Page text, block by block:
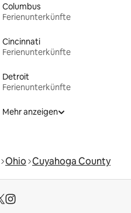
Columbus
Ferienunterkünfte
Cincinnati
Ferienunterkünfte
Detroit
Ferienunterkünfte
Mehr anzeigen
Ohio Cuyahoga County